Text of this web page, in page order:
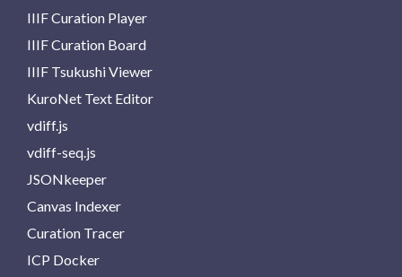
IIIF Curation Player
IIIF Curation Board
IIIF Tsukushi Viewer
KuroNet Text Editor
vdiff.js
vdiff-seq.js
JSONkeeper
Canvas Indexer
Curation Tracer
ICP Docker